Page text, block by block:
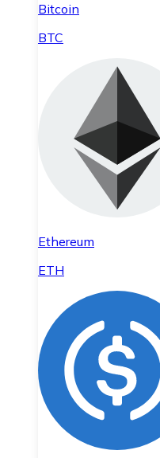
Bitcoin
BTC
Ethereum
ETH